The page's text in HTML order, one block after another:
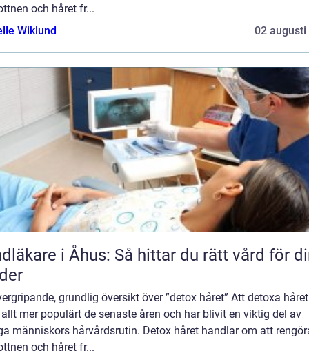
och håret fr...
Wiklund
02 augusti
i Åhus: Så hittar du rätt vård för
grundlig översikt över ”detox håret” Att detoxa
mer populärt de senaste åren och har blivit en viktig del av
människors hårvårdsrutin. Detox håret handlar om att
och håret fr...